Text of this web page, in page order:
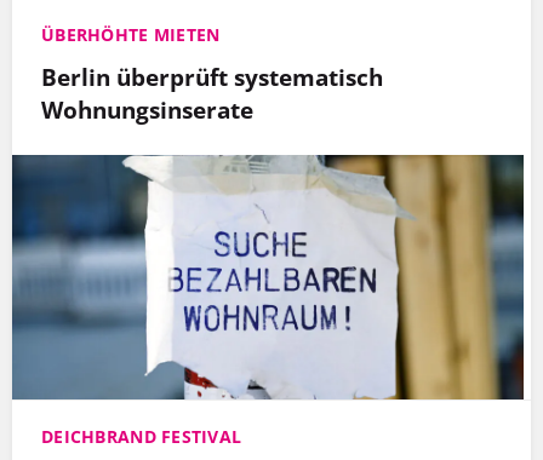
ÜBERHÖHTE MIETEN
Berlin überprüft systematisch
Wohnungsinserate
DEICHBRAND FESTIVAL